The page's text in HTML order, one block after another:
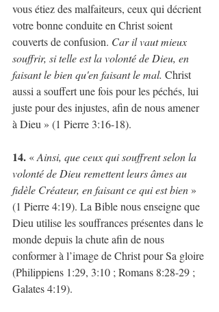
vous étiez des malfaiteurs, ceux qui décrient
votre bonne conduite en Christ soient
couverts de confusion. Car il vaut mieux
souffrir, si telle est la volonté de Dieu, en
faisant le bien qu'en faisant le mal. Christ
aussi a souffert une fois pour les péchés, lui
juste pour des injustes, afin de nous amener
à Dieu » (1 Pierre 3:16-18).
14. « Ainsi, que ceux qui souffrent selon la
volonté de Dieu remettent leurs âmes au
fidèle Créateur, en faisant ce qui est bien »
(1 Pierre 4:19). La Bible nous enseigne que
Dieu utilise les souffrances présentes dans le
monde depuis la chute afin de nous
conformer à l’image de Christ pour Sa gloire
(Philippiens 1:29, 3:10 ; Romans 8:28-29 ;
Galates 4:19).